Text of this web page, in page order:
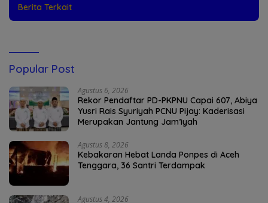
Berita Terkait
Popular Post
Agustus 6, 2026
Rekor Pendaftar PD-PKPNU Capai 607, Abiya
Yusri Rais Syuriyah PCNU Pijay: Kaderisasi
Merupakan Jantung Jam’iyah
Agustus 8, 2026
Kebakaran Hebat Landa Ponpes di Aceh
Tenggara, 36 Santri Terdampak
Agustus 4, 2026